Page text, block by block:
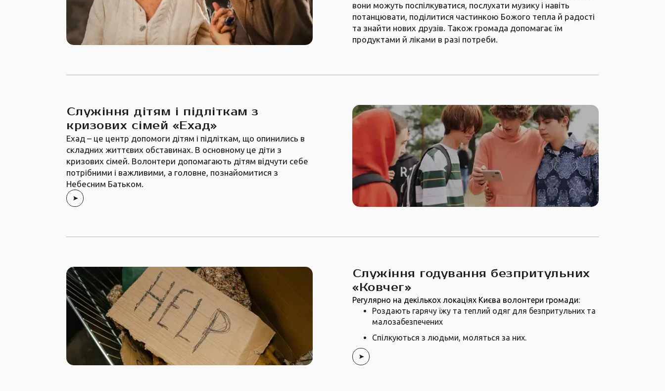
вони можуть поспілкуватися, послухати музику і навіть
потанцювати, поділитися частинкою Божого тепла й радості
та знайти нових друзів. Також громада допомагає їм
продуктами й ліками в разі потреби.
Служіння дітям і підліткам з
кризових сімей «Ехад»
Ехад – це центр допомоги дітям і підліткам, що опинились в
складних життєвих обставинах. В основному це діти з
кризових сімей. Волонтери допомагають дітям відчути себе
потрібними і важливими, а головне, познайомитися з
Небесним Батьком.
Служіння годування безпритульних
«Ковчег»
Регулярно на декількох локаціях Києва волонтери громади:
Роздають гарячу їжу та теплий одяг для безпритульних та
малозабезпечених
Спілкуються з людьми, моляться за них.